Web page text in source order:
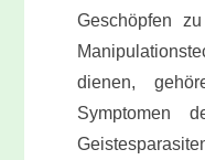
Geschöpfen
dienen,
Symptomen
Geiste